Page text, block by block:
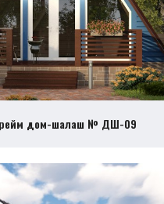
дом-шалаш № ДШ-09